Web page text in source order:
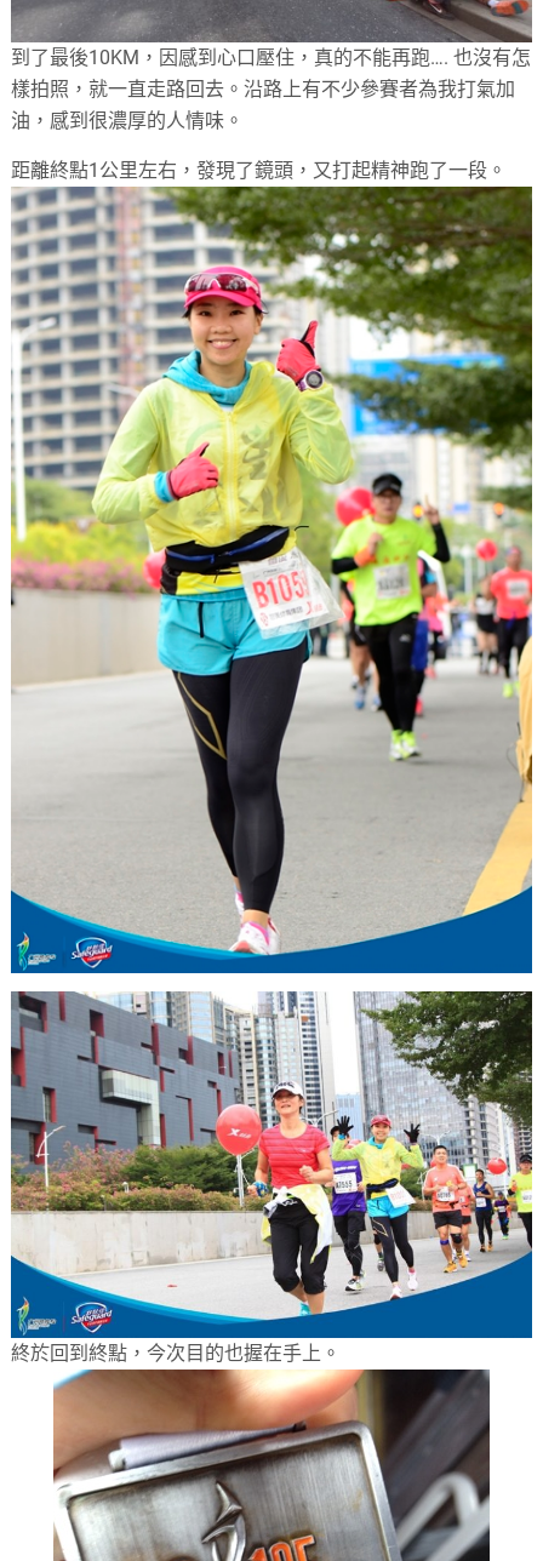
到了最後10KM，因感到心口壓住，真的不能再跑…. 也沒有怎
樣拍照，就一直走路回去。沿路上有不少參賽者為我打氣加
油，感到很濃厚的人情味。
距離終點1公里左右，發現了鏡頭，又打起精神跑了一段。
終於回到終點，今次目的也握在手上。